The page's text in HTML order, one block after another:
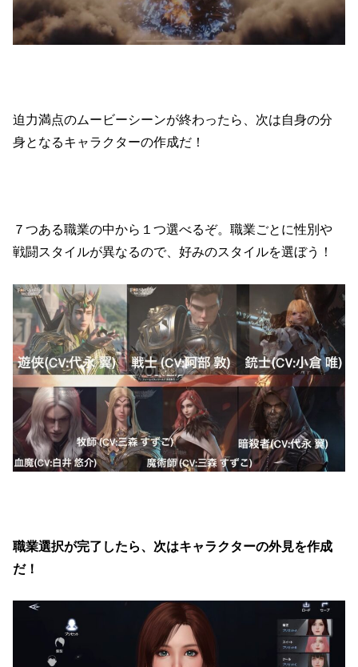
迫力満点のムービーシーンが終わったら、次は自身の分
身となるキャラクターの作成だ！
７つある職業の中から１つ選べるぞ。職業ごとに性別や
戦闘スタイルが異なるので、好みのスタイルを選ぼう！
職業選択が完了したら、次はキャラクターの外見を作成
だ！